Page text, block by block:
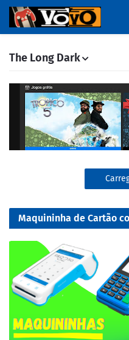
The Long Dark
Maquininha de Cartão